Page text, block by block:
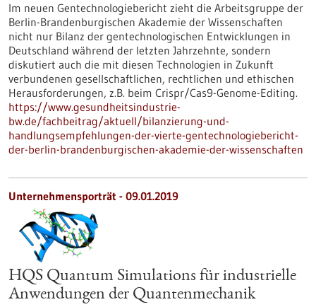
Im neuen Gentechnologiebericht zieht die Arbeitsgruppe der
Berlin-Brandenburgischen Akademie der Wissenschaften
nicht nur Bilanz der gentechnologischen Entwicklungen in
Deutschland während der letzten Jahrzehnte, sondern
diskutiert auch die mit diesen Technologien in Zukunft
verbundenen gesellschaftlichen, rechtlichen und ethischen
Herausforderungen, z.B. beim Crispr/Cas9-Genome-Editing.
https://www.gesundheitsindustrie-
bw.de/fachbeitrag/aktuell/bilanzierung-und-
handlungsempfehlungen-der-vierte-gentechnologiebericht-
der-berlin-brandenburgischen-akademie-der-wissenschaften
Unternehmensporträt - 09.01.2019
HQS Quantum Simulations für industrielle
Anwendungen der Quantenmechanik